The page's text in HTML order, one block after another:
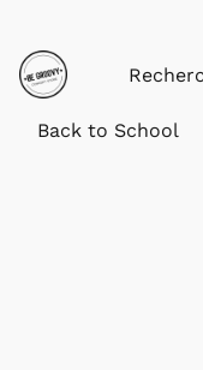
Back to School